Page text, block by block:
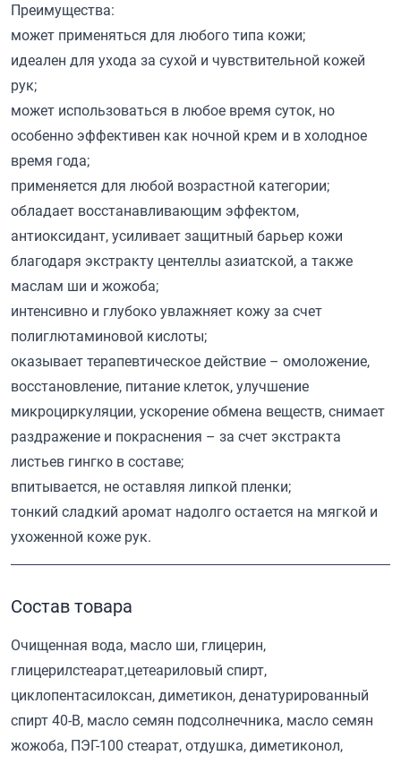
Преимущества:
может применяться для любого типа кожи;
идеален для ухода за сухой и чувствительной кожей
рук;
может использоваться в любое время суток, но
особенно эффективен как ночной крем и в холодное
время года;
применяется для любой возрастной категории;
обладает восстанавливающим эффектом,
антиоксидант, усиливает защитный барьер кожи
благодаря экстракту центеллы азиатской, а также
маслам ши и жожоба;
интенсивно и глубоко увлажняет кожу за счет
полиглютаминовой кислоты;
оказывает терапевтическое действие – омоложение,
восстановление, питание клеток, улучшение
микроциркуляции, ускорение обмена веществ, снимает
раздражение и покраснения – за счет экстракта
листьев гингко в составе;
впитывается, не оставляя липкой пленки;
тонкий сладкий аромат надолго остается на мягкой и
ухоженной коже рук.
Состав товара
Очищенная вода, масло ши, глицерин,
глицерилстеарат,цетеариловый спирт,
циклопентасилоксан, диметикон, денатурированный
спирт 40-B, масло семян подсолнечника, масло семян
жожоба, ПЭГ-100 стеарат, отдушка, диметиконол,